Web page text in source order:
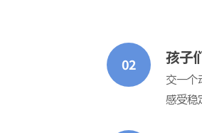
02 孩子
交一个
感受稳